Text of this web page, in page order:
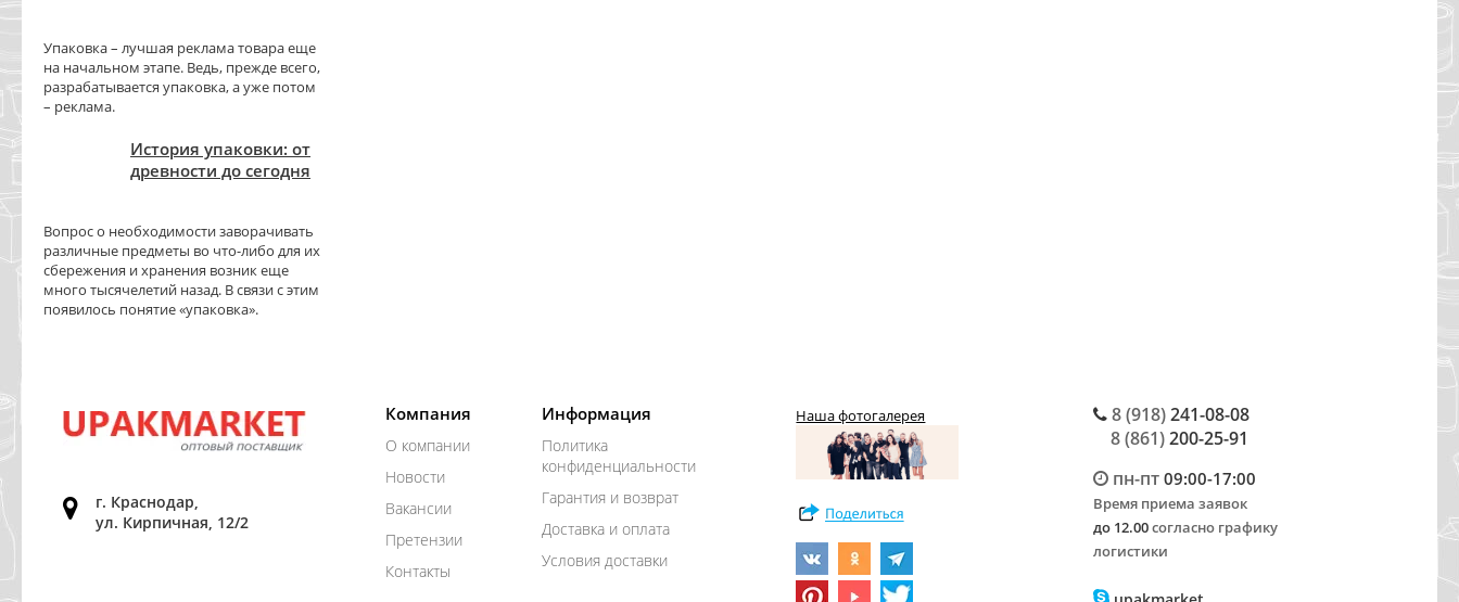
Упаковка – лучшая реклама товара еще
на начальном этапе. Ведь, прежде всего,
разрабатывается упаковка, а уже потом
– реклама.
История упаковки: от
древности до сегодня
Вопрос о необходимости заворачивать
различные предметы во что-либо для их
сбережения и хранения возник еще
много тысячелетий назад. В связи с этим
появилось понятие «упаковка».
г. Краснодар,
ул. Кирпичная, 12/2
Компания
О компании
Новости
Вакансии
Претензии
Контакты
Информация
Политика
конфиденциальности
Гарантия и возврат
Доставка и оплата
Условия доставки
Наша фотогалерея 8 (918)241-08-08
8 (861)200-25-91
пн-пт09:00-17:00
Время приема заявок
до 12.00согласно графику
логистики